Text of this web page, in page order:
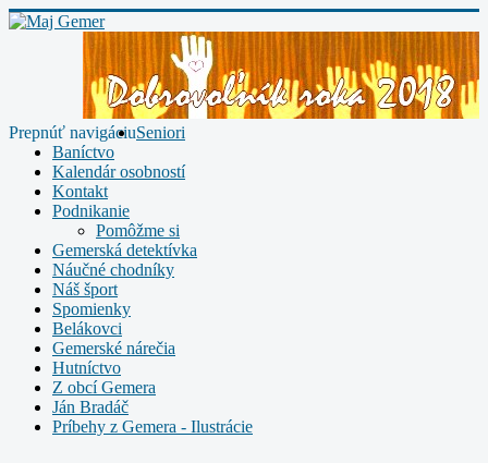
Prepnúť navigáciuSeniori
Baníctvo
Kalendár osobností
Kontakt
Podnikanie
Pomôžme si
Gemerská detektívka
Náučné chodníky
Náš šport
Spomienky
Belákovci
Gemerské nárečia
Hutníctvo
Z obcí Gemera
Ján Bradáč
Príbehy z Gemera - Ilustrácie